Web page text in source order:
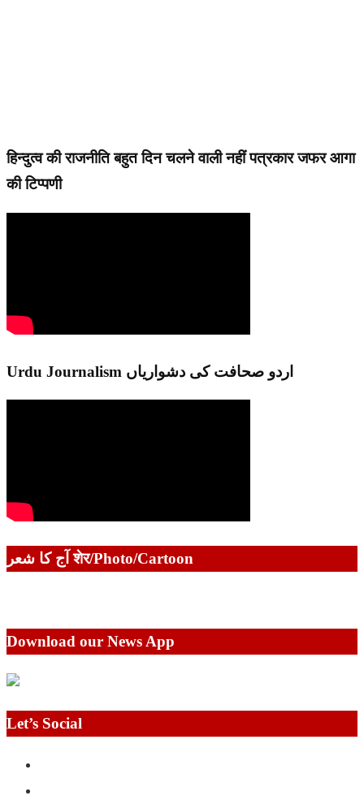
हिन्दुत्व की राजनीति बहुत दिन चलने वाली नहीं पत्रकार जफर आगा
की टिप्पणी
Urdu Journalism اردو صحافت کی دشواریاں
آج کا شعر शेर/Photo/Cartoon
Download our News App
Let’s Social